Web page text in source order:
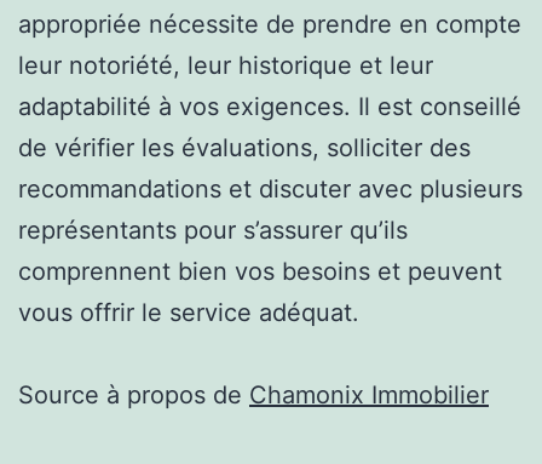
appropriée nécessite de prendre en compte
leur notoriété, leur historique et leur
adaptabilité à vos exigences. Il est conseillé
de vérifier les évaluations, solliciter des
recommandations et discuter avec plusieurs
représentants pour s’assurer qu’ils
comprennent bien vos besoins et peuvent
vous offrir le service adéquat.
Source à propos de Chamonix Immobilier